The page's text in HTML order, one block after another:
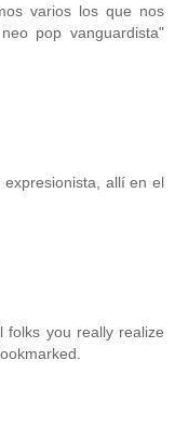
varios los que nos
pop vanguardista"
allí en el
folks you really realize